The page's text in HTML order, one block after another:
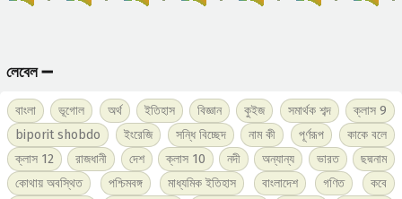
লেবেল ➖
বাংলা ভূগোল অর্থ ইতিহাস বিজ্ঞান কুইজ সমার্থক শব্দ
ক্লাস 9
biporit shobdo
ইংরেজি সন্ধি বিচ্ছেদ নাম কী পূর্ণরূপ
কাকে বলে
ক্লাস 12
রাজধানী দেশ ক্লাস 10 নদী অন্যান্য ভারত
ছদ্মনাম
কোথায় অবস্থিত
পশ্চিমবঙ্গ মাধ্যমিক ইতিহাস বাংলাদেশ গণিত
কবে